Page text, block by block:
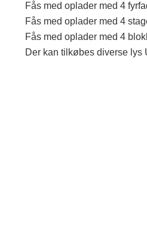
Fås med oplader med 4
Fås med oplader med 4
Fås med oplader med 4
Der kan tilkøbes diverse lys